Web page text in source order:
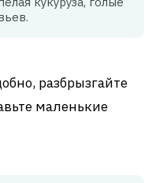
разбрызгайте
маленькие